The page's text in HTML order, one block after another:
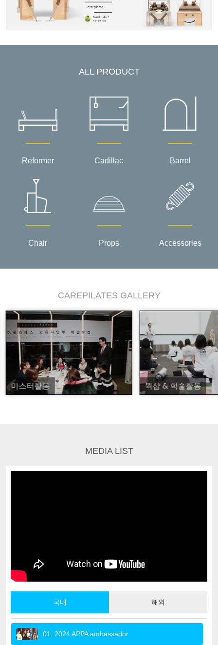
ALL PRODUCT
Reformer Cadillac Barrel
Chair Props Accessories
CAREPILATES GALLERY
마스터활동 웍샵 & 학술활동
MEDIA LIST
국내 해외
01. 2024 APPA ambassador